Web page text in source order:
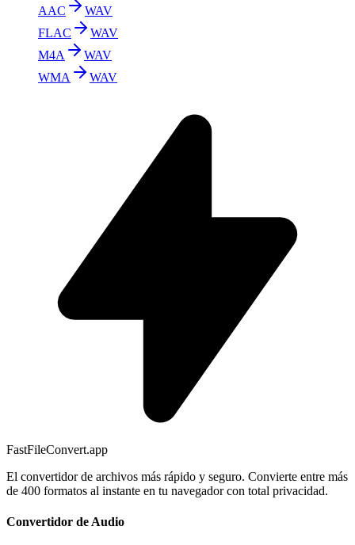
AAC
WAV
FLAC
WAV
M4A
WAV
WMA
WAV
FastFileConvert.app
El convertidor de archivos más rápido y seguro. Convierte entre más
de 400 formatos al instante en tu navegador con total privacidad.
Convertidor de Audio